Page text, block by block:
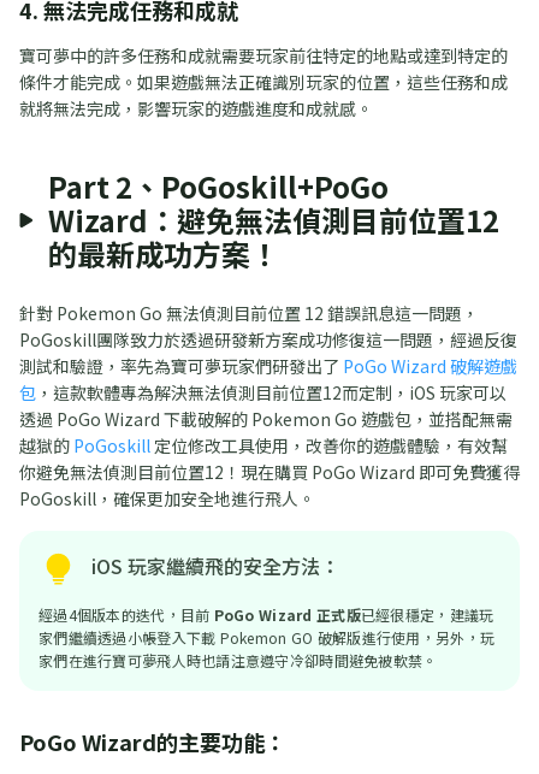
4. 無法完成任務和成就
寶可夢中的許多任務和成就需要玩家前往特定的地點或達到特定的
條件才能完成。如果遊戲無法正確識別玩家的位置，這些任務和成
就將無法完成，影響玩家的遊戲進度和成就感。
Part 2、PoGoskill+PoGo
Wizard：避免無法偵測目前位置12
的最新成功方案！
針對 Pokemon Go 無法偵測目前位置 12 錯誤訊息這一問題，
PoGoskill團隊致力於透過研發新方案成功修復這一問題，經過反復
測試和驗證，率先為寶可夢玩家們研發出了 PoGo Wizard 破解遊戲
包 ，這款軟體專為解決無法偵測目前位置12而定制，iOS 玩家可以
透過 PoGo Wizard 下載破解的 Pokemon Go 遊戲包，並搭配無需
越獄的 PoGoskill 定位修改工具使用，改善你的遊戲體驗，有效幫
你避免無法偵測目前位置12！現在購買 PoGo Wizard 即可免費獲得
PoGoskill，確保更加安全地進行飛人。
iOS 玩家繼續飛的安全方法：
經過4個版本的迭代，目前 PoGo Wizard 正式版已經很穩定，建議玩
家們繼續透過小帳登入下載 Pokemon GO 破解版進行使用，另外，玩
家們在進行寶可夢飛人時也請注意遵守冷卻時間避免被軟禁。
PoGo Wizard的主要功能：